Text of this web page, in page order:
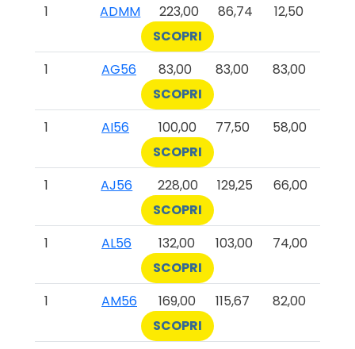
1
ADMM 223,00 86,74
12,50
SCOPRI
1
AG56 83,00 83,00
83,00
SCOPRI
1
AI56 100,00 77,50
58,00
SCOPRI
1
AJ56 228,00 129,25
66,00
SCOPRI
1
AL56 132,00 103,00
74,00
SCOPRI
1
AM56 169,00 115,67
82,00
SCOPRI